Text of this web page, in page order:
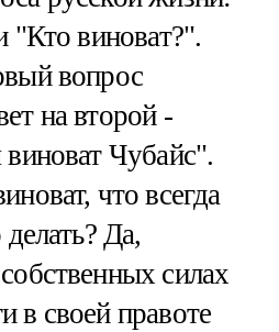
"Кто виноват?".
вопрос
на второй -
Чубайс".
что всегда
Да,
силах
в своей правоте